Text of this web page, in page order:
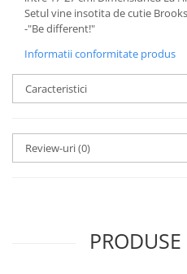
Setul vine insotita de cutie
-"Be different!"
Informatii conformitate produs
Caracteristici
Review-uri(0)